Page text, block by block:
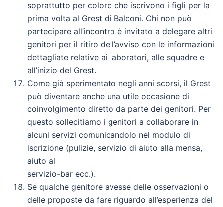
soprattutto per coloro che iscrivono i figli per la
prima volta al Grest di Balconi. Chi non può
partecipare all’incontro è invitato a delegare altri
genitori per il ritiro dell’avviso con le informazioni
dettagliate relative ai laboratori, alle squadre e
all’inizio del Grest.
Come già sperimentato negli anni scorsi, il Grest
può diventare anche una utile occasione di
coinvolgimento diretto da parte dei genitori. Per
questo sollecitiamo i genitori a collaborare in
alcuni servizi comunicandolo nel modulo di
iscrizione (pulizie, servizio di aiuto alla mensa,
aiuto al
servizio-bar ecc.).
Se qualche genitore avesse delle osservazioni o
delle proposte da fare riguardo all’esperienza del